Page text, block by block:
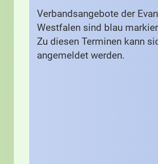
Verbandsangebote der
Westfalen sind blau
Zu diesen Terminen kann
angemeldet werden.